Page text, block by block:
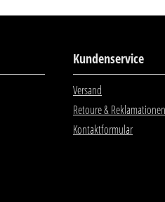
Kundenservice
Versand
Retoure & Reklamationen
Kontaktformular